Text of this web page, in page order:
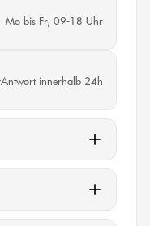
Mo bis Fr, 09-18 Uhr
Antwort innerhalb 24h